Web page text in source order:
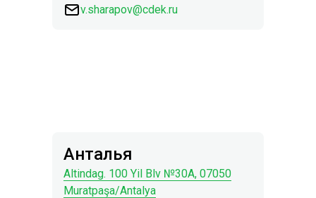
v.sharapov@cdek.ru
Анталья
Altindag. 100 Yil Blv №30A, 07050
Muratpaşa/Antalya